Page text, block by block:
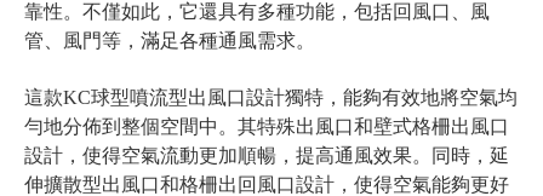
靠性。不僅如此，它還具有多種功能，包括回風口、風
管、風門等，滿足各種通風需求。
這款KC球型噴流型出風口設計獨特，能夠有效地將空氣均
勻地分佈到整個空間中。其特殊出風口和壁式格柵出風口
設計，使得空氣流動更加順暢，提高通風效果。同時，延
伸擴散型出風口和格柵出回風口設計，使得空氣能夠更好